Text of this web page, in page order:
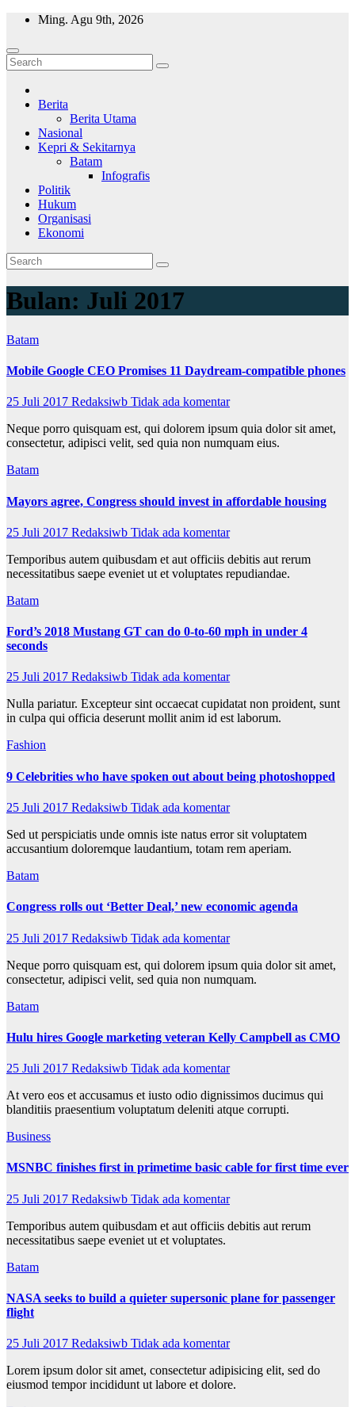
Skip
content
Ming. Agu 9th, 2026
Wajah Batam
CCTV nya kota Batam
Berita
Berita Utama
Nasional
Kepri & Sekitarnya
Batam
Infografis
Politik
Hukum
Organisasi
Ekonomi
Bulan: Juli 2017
Batam
Mobile Google CEO Promises 11 Daydream-compatible phones
25 Juli 2017 Redaksiwb Tidak ada komentar
Neque porro quisquam est, qui dolorem ipsum quia dolor sit amet,
consectetur, adipisci velit, sed quia non numquam eius.
Batam
Mayors agree, Congress should invest in affordable housing
25 Juli 2017 Redaksiwb Tidak ada komentar
Temporibus autem quibusdam et aut officiis debitis aut rerum
necessitatibus saepe eveniet ut et voluptates repudiandae.
Batam
Ford’s 2018 Mustang GT can do 0-to-60 mph in under 4
seconds
25 Juli 2017 Redaksiwb Tidak ada komentar
Nulla pariatur. Excepteur sint occaecat cupidatat non proident, sunt
in culpa qui officia deserunt mollit anim id est laborum.
Fashion
9 Celebrities who have spoken out about being photoshopped
25 Juli 2017 Redaksiwb Tidak ada komentar
Sed ut perspiciatis unde omnis iste natus error sit voluptatem
accusantium doloremque laudantium, totam rem aperiam.
Batam
Congress rolls out ‘Better Deal,’ new economic agenda
25 Juli 2017 Redaksiwb Tidak ada komentar
Neque porro quisquam est, qui dolorem ipsum quia dolor sit amet,
consectetur, adipisci velit, sed quia non numquam.
Batam
Hulu hires Google marketing veteran Kelly Campbell as CMO
25 Juli 2017 Redaksiwb Tidak ada komentar
At vero eos et accusamus et iusto odio dignissimos ducimus qui
blanditiis praesentium voluptatum deleniti atque corrupti.
Business
MSNBC finishes first in primetime basic cable for first time ever
25 Juli 2017 Redaksiwb Tidak ada komentar
Temporibus autem quibusdam et aut officiis debitis aut rerum
necessitatibus saepe eveniet ut et voluptates.
Batam
NASA seeks to build a quieter supersonic plane for passenger
flight
25 Juli 2017 Redaksiwb Tidak ada komentar
Lorem ipsum dolor sit amet, consectetur adipisicing elit, sed do
eiusmod tempor incididunt ut labore et dolore.